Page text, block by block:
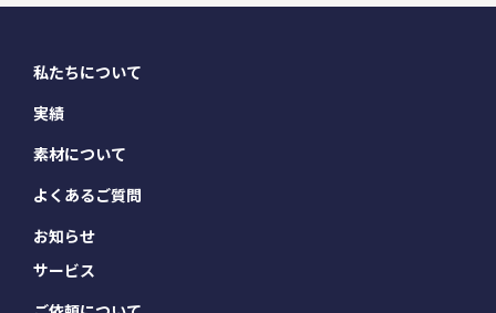
私たちについて
実績
素材について
よくあるご質問
お知らせ
サービス